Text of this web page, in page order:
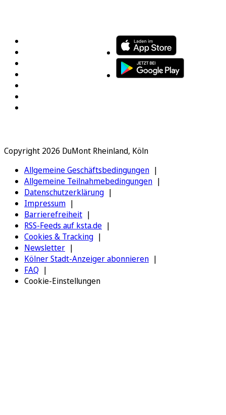
Copyright 2026 DuMont Rheinland, Köln
Allgemeine Geschäftsbedingungen
Allgemeine Teilnahmebedingungen
Datenschutzerklärung
Impressum
Barrierefreiheit
RSS-Feeds auf ksta.de
Cookies & Tracking
Newsletter
Kölner Stadt-Anzeiger abonnieren
FAQ
Cookie-Einstellungen